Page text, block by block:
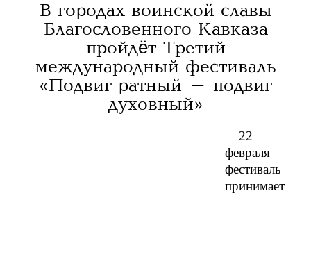
В городах воинской славы
Благословенного Кавказа
пройдёт Третий
международный фестиваль
«Подвиг ратный – подвиг
духовный»
22
февраля
фестиваль
принимает